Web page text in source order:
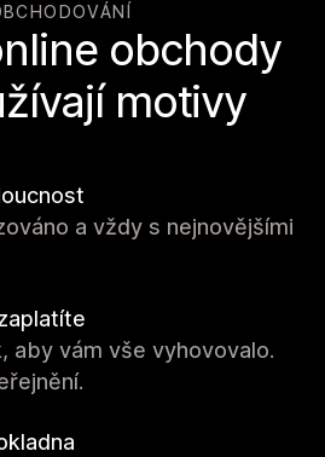
obchody
motivy
a vždy s nejnovějšími
aby vám vše vyhovovalo.